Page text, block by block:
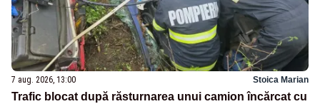
7 aug. 2026, 13:00 Stoica Marian
Trafic blocat după răsturnarea unui camion încărcat cu